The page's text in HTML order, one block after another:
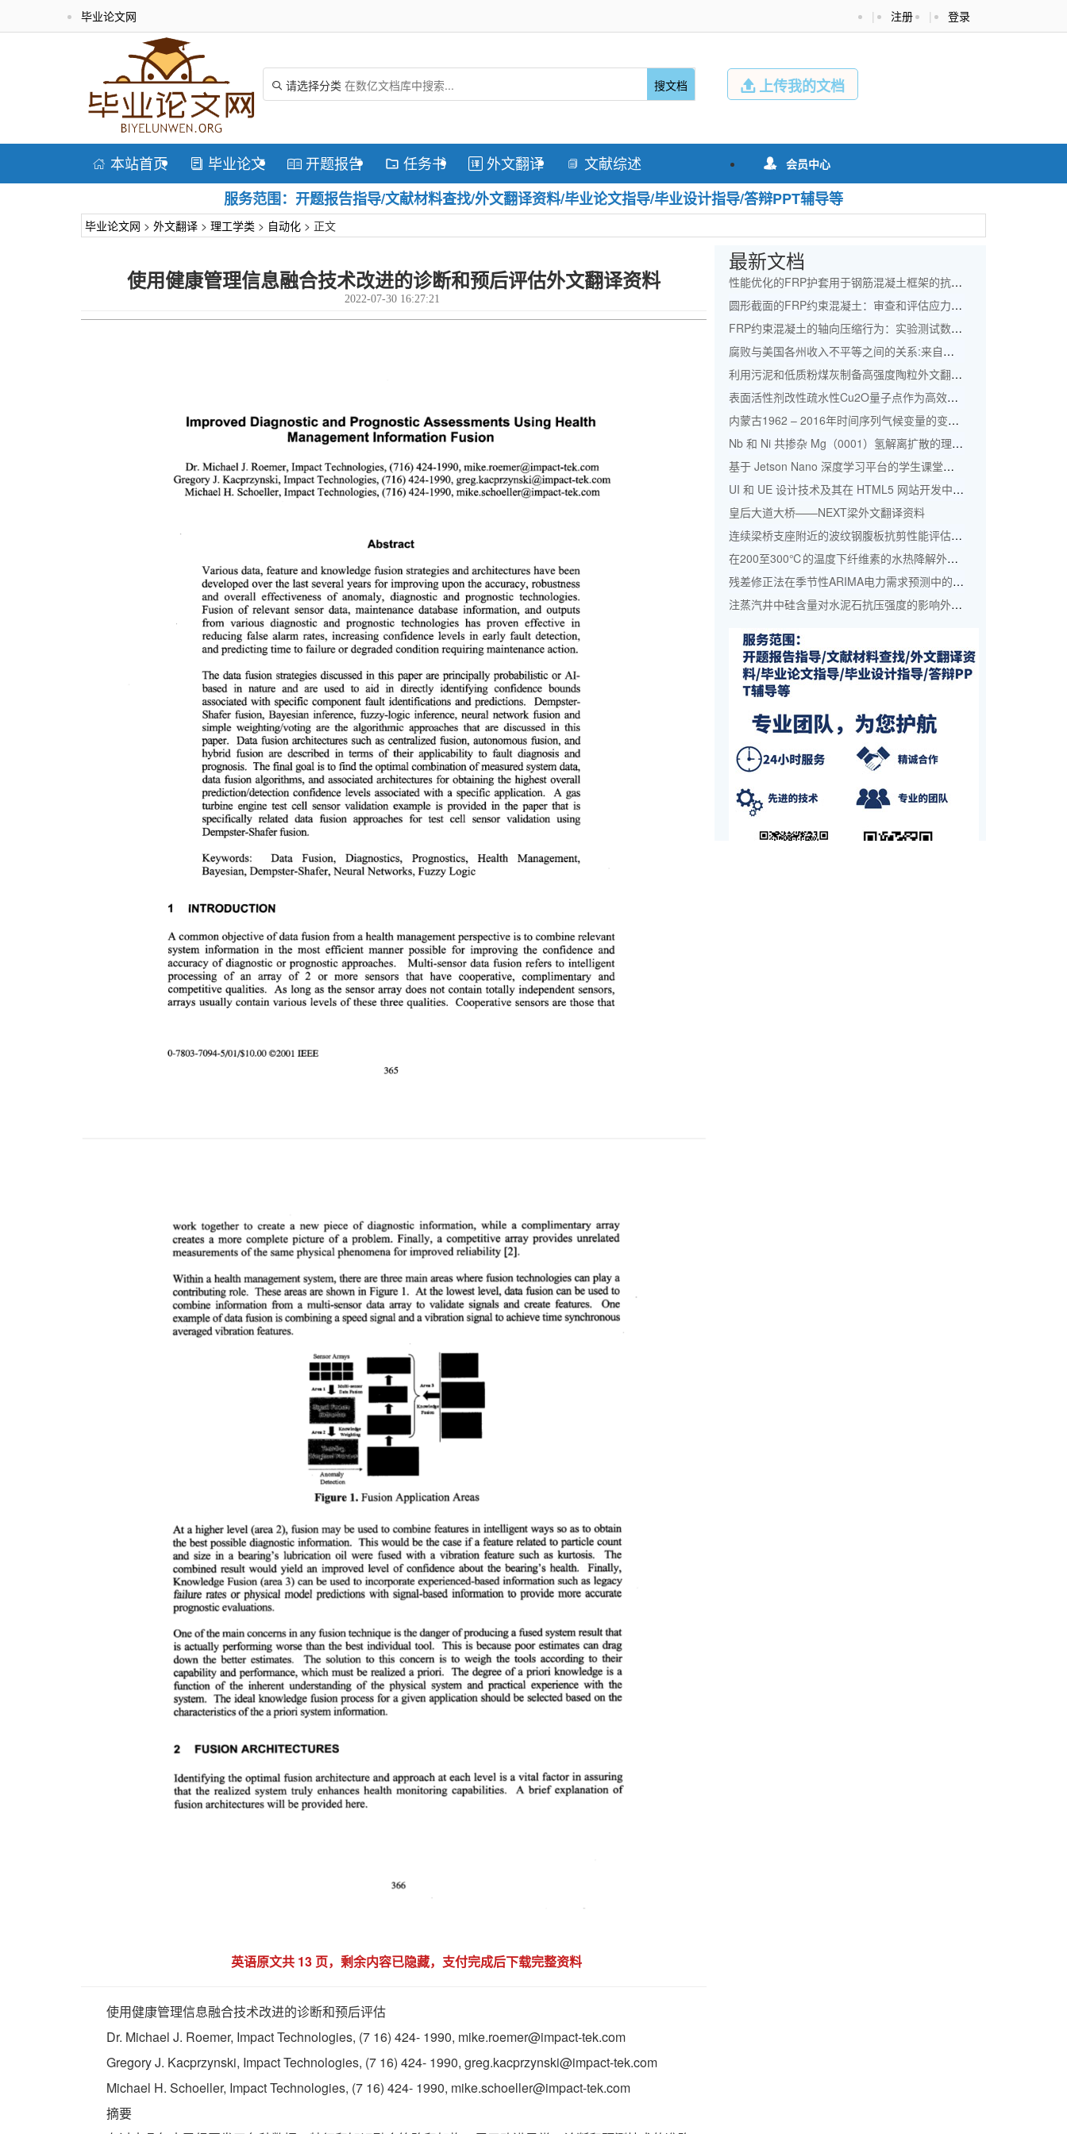
毕业论文网 登录
|
注册
|
 请选择分类 搜文档  上传我的文档
 本站首页  毕业论文  开题报告  任务书  外文翻译  文献综述  会员中心
服务范围：开题报告指导/文献材料查找/外文翻译资料/毕业论文指导/毕业设计指导/答辩PPT辅导等
毕业论文网 > 外文翻译 > 理工学类 > 自动化 > 正文
使用健康管理信息融合技术改进的诊断和预后评估外文翻译资料
2022-07-30 16:27:21
英语原文共 13 页，剩余内容已隐藏，支付完成后下载完整资料
使用健康管理信息融合技术改进的诊断和预后评估
Dr. Michael J. Roemer, Impact Technologies, (7 16) 424- 1990, mike.roemer@impact-tek.com
Gregory J. Kacprzynski, Impact Technologies, (7 16) 424- 1990, greg.kacprzynski@impact-tek.com
Michael H. Schoeller, Impact Technologies, (7 16) 424- 1990, mike.schoeller@impact-tek.com
摘要
最新文档
性能优化的FRP护套用于钢筋混凝土框架的抗震改造外文翻译资料
圆形截面的FRP约束混凝土：审查和评估应力应变模型外文翻译资料
FRP约束混凝土的轴向压缩行为：实验测试数据库和面向设计的新模型外文翻译资料
腐败与美国各州收入不平等之间的关系:来自专家小组的协整和误差修正模型的证据外文翻译资料
利用污泥和低质粉煤灰制备高强度陶粒外文翻译资料
表面活性剂改性疏水性Cu2O量子点作为高效钙钛矿太阳能电池顶部空穴传输材料外文翻译资料
内蒙古1962 – 2016年时间序列气候变量的变化特征外文翻译资料
Nb 和 Ni 共掺杂 Mg（0001）氢解离扩散的理论研究：外文翻译资料
基于 Jetson Nano 深度学习平台的学生课堂学习评估系统—–学生的人脸检测与识别外文翻译资料
UI 和 UE 设计技术及其在 HTML5 网站开发中的地位的研究外文翻译资料
皇后大道大桥——NEXT梁外文翻译资料
连续梁桥支座附近的波纹钢腹板抗剪性能评估外文翻译资料
在200至300℃的温度下纤维素的水热降解外文翻译资料
残差修正法在季节性ARIMA电力需求预测中的应用：以中国为例外文翻译资料
注蒸汽井中硅含量对水泥石抗压强度的影响外文翻译资料